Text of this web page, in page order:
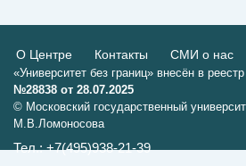
О Центре Контакты СМИ о нас
«Университет без границ» внесён в
№28838 от 28.07.2025
© Московский государственный
М.В.Ломоносова
Тел.: +7(495)938-21-39